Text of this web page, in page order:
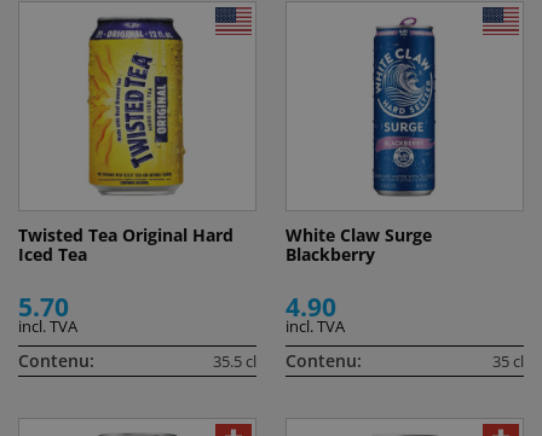
Twisted Tea Original Hard
Iced Tea
5.70
incl. TVA
Contenu: 35.5 cl
White Claw Surge
Blackberry
4.90
incl. TVA
Contenu: 35 cl